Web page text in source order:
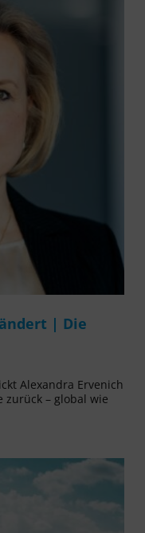
| Die
Alexandra Ervenich
zurück – global wie